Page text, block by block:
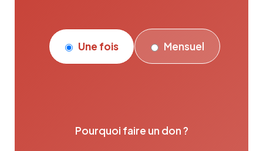
Une fois Mensuel
Pourquoi faire un don ?